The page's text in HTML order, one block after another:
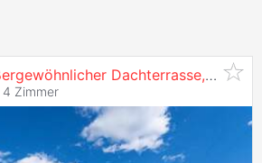
Penthouse mit außergewöhnlicher Dachterrasse, Wintergarten & flexiblem Grundriss in
4 Zimmer